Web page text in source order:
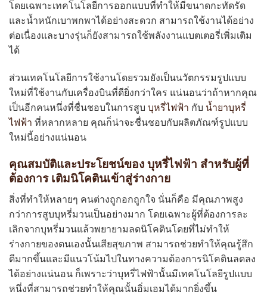
โดยเฉพาะเทคโนโลยีการออกแบบที่ทำให้มีขนาดกะทัดรัด
และน้ำหนักเบาพกพาได้อย่างสะดวก สามารถใช้งานได้อย่าง
ต่อเนื่องและบางรุ่นก็ยังสามารถใช้พลังงานแบตเตอรี่เพิ่มเติม
ได้
ส่วนเทคโนโลยีการใช้งานโดยรวมยังเป็นนวัตกรรมรูปแบบ
ใหม่ที่ใช้งานกับเครื่องบินที่ดียิ่งกว่าใคร แน่นอนว่าถ้าหากคุณ
เป็นอีกคนหนึ่งที่ชื่นชอบในการสูบ บุหรี่ไฟฟ้า กับ น้ำยาบุหรี่
ไฟฟ้า ที่หลากหลาย คุณก็น่าจะชื่นชอบกับผลิตภัณฑ์รูปแบบ
ใหม่นี้อย่างแน่นอน
คุณสมบัติและประโยชน์ของ บุหรี่ไฟฟ้า สำหรับผู้ที่
ต้องการ เติมนิโคตินเข้าสู่ร่างกาย
สิ่งที่ทำให้หลายๆ คนต่างถูกอกถูกใจ นั่นก็คือ มีคุณภาพสูง
กว่าการสูบบุหรี่มวนเป็นอย่างมาก โดยเฉพาะผู้ที่ต้องการละ
เลิกจากบุหรี่มวนแล้วพยายามลดนิโคตินโดยที่ไม่ทำให้
ร่างกายของตนเองนั้นเสียสุขภาพ สามารถช่วยทำให้คุณรู้สึก
ดีมากขึ้นและมีแนวโน้มไปในทางความต้องการนิโคตินลดลง
ได้อย่างแน่นอน ก็เพราะว่าบุหรี่ไฟฟ้านั้นมีเทคโนโลยีรูปแบบ
หนึ่งที่สามารถช่วยทำให้คุณนั้นอิ่มเอมได้มากยิ่งขึ้น